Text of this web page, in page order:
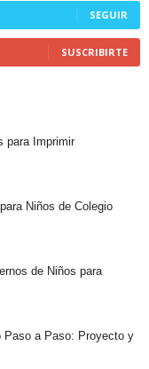
SEGUIR
SUSCRIBIRTE
para Imprimir
Niños de Colegio
de Niños para
Paso a Paso: Proyecto y